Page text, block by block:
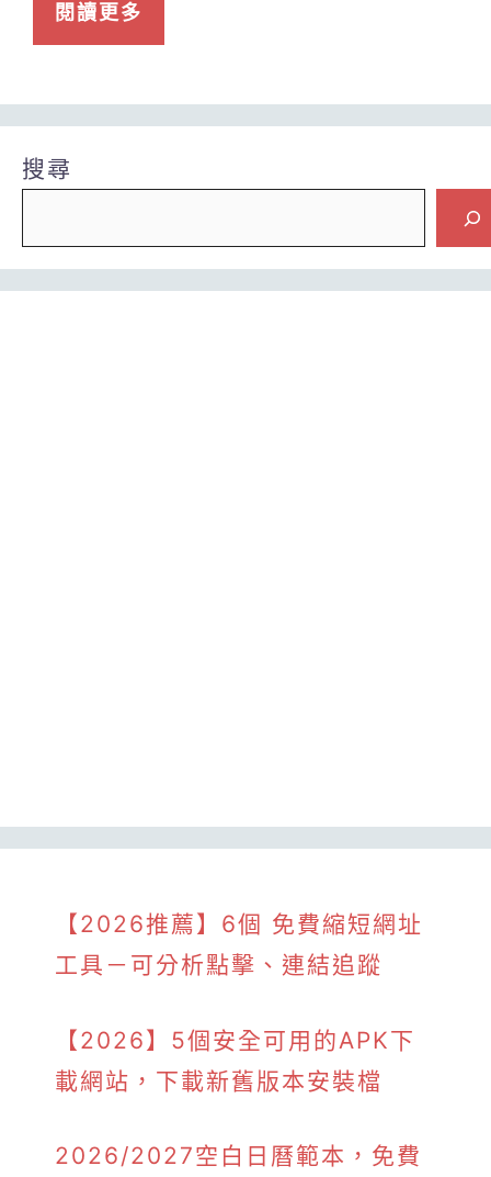
閱讀更多
搜尋
【2026推薦】6個 免費縮短網址
工具－可分析點擊、連結追蹤
【2026】5個安全可用的APK下
載網站，下載新舊版本安裝檔
2026/2027空白日曆範本，免費